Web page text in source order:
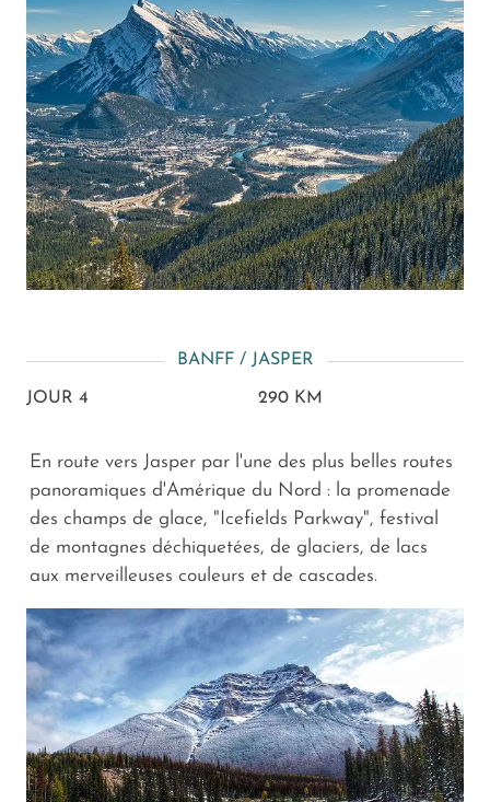
BANFF / JASPER
JOUR 4 290 KM
En route vers Jasper par l'une des plus belles routes
panoramiques d'Amérique du Nord : la promenade
des champs de glace, "Icefields Parkway", festival
de montagnes déchiquetées, de glaciers, de lacs
aux merveilleuses couleurs et de cascades.